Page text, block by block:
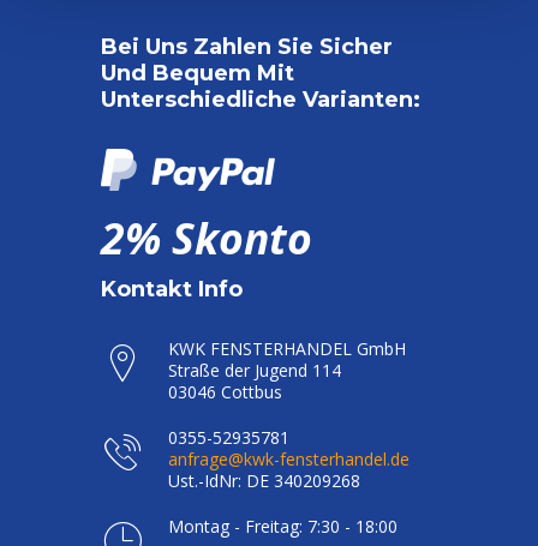
Bei Uns Zahlen Sie Sicher
Und Bequem Mit
Unterschiedliche Varianten:
2% Skonto
Kontakt Info
KWK FENSTERHANDEL GmbH
Straße der Jugend 114
03046 Cottbus
0355-52935781
anfrage@kwk-fensterhandel.de
Ust.-IdNr: DE 340209268
Montag - Freitag: 7:30 - 18:00